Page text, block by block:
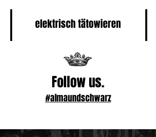
elektrisch tätowieren
Follow us.
#almaundschwarz